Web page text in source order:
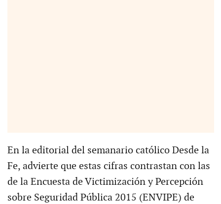
En la editorial del semanario católico Desde la
Fe, advierte que estas cifras contrastan con las
de la Encuesta de Victimización y Percepción
sobre Seguridad Pública 2015 (ENVIPE) de